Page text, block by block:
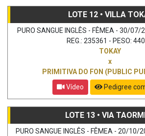
LOTE 12 • VILLA
PURO SANGUE INGLÊS - FÊMEA - 30/
REG.: 235361 - PESO:
TOKAY
x
PRIMITIVA DO FON (PUBLIC
Vídeo
Pedigree
LOTE 13 • VIA
PURO SANGUE INGLÊS - FÊMEA - 20/10/